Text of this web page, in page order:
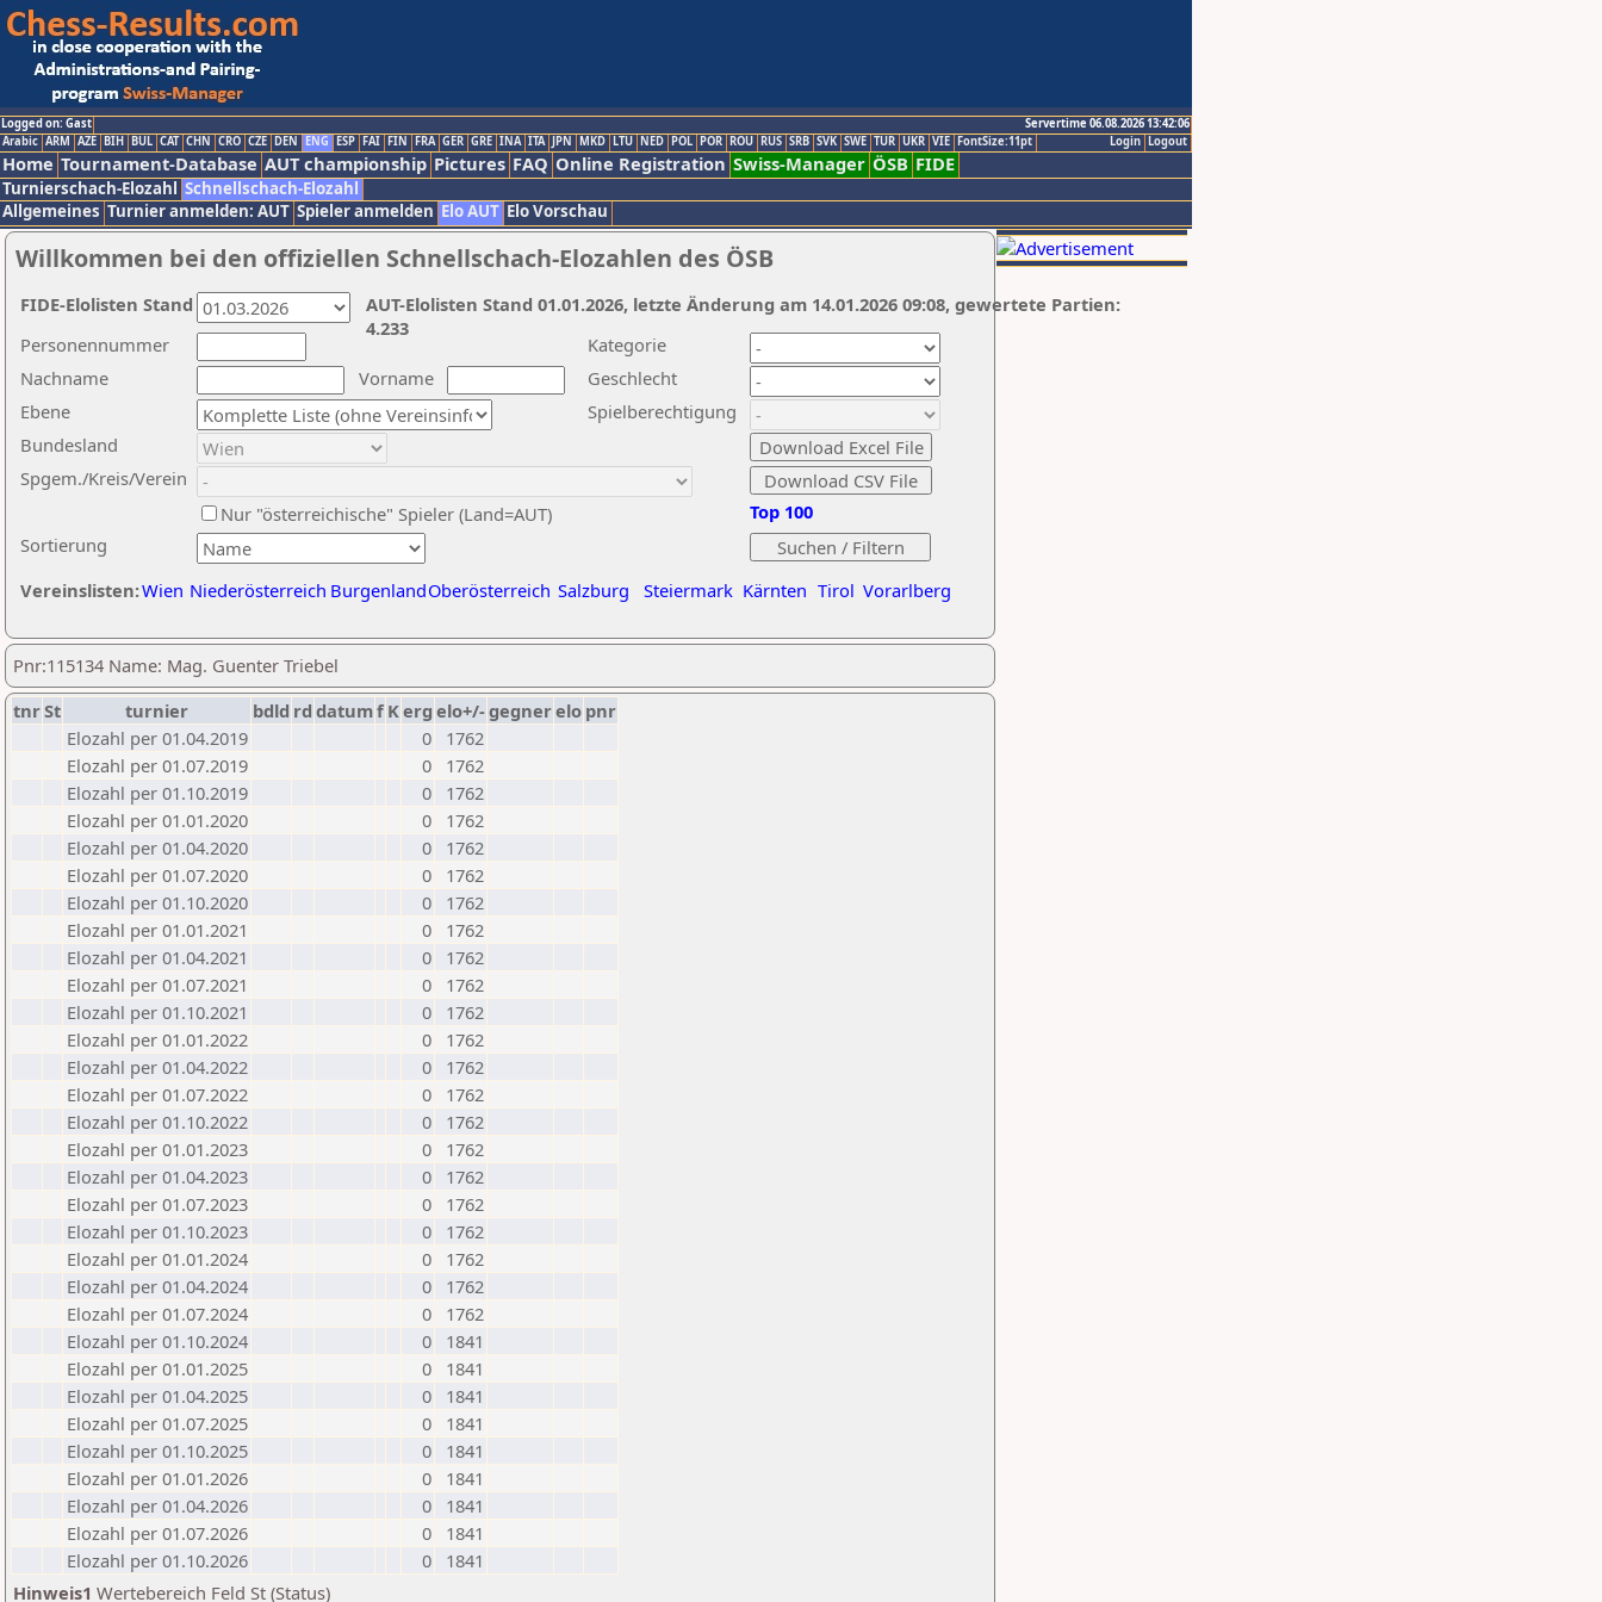
Logged on: Gast
Servertime 06.08.2026 13:42:06
Logout
Login
Arabic ARM AZE BIH BUL CAT CHN CRO CZE DEN ENG ESP FAI FIN FRA GER GRE INA ITA JPN MKD LTU NED POL POR ROU RUS SRB SVK SWE TUR UKR VIE FontSize:11pt
Home Tournament-Database AUT championship Pictures FAQ Online Registration Swiss-Manager ÖSB FIDE
Turnierschach-Elozahl Schnellschach-Elozahl
Allgemeines Turnier anmelden: AUT Spieler anmelden Elo AUT Elo Vorschau
Willkommen bei den offiziellen Schnellschach-Elozahlen des ÖSB
Nachname
Vorname
Ebene
Kategorie
Sortierung
Personennummer
Bundesland
Spgem./Kreis/Verein
Geschlecht
Nur "österreichische" Spieler (Land=AUT)
Spielberechtigung
Vereinslisten:Wien Niederösterreich BurgenlandOberösterreich Salzburg Steiermark Kärnten Tirol Vorarlberg
Top 100
AUT-Elolisten Stand 01.01.2026, letzte Änderung am 14.01.2026 09:08, gewertete Partien:
4.233
FIDE-Elolisten Stand
Pnr:115134 Name: Mag. Guenter Triebel
tnrSt turnier bdld rd datumf Kerg elo+/-gegnerelo pnr
Elozahl per 01.04.2019
0
1762
Elozahl per 01.07.2019
0
1762
Elozahl per 01.10.2019
0
1762
Elozahl per 01.01.2020
0
1762
Elozahl per 01.04.2020
0
1762
Elozahl per 01.07.2020
0
1762
Elozahl per 01.10.2020
0
1762
Elozahl per 01.01.2021
0
1762
Elozahl per 01.04.2021
0
1762
Elozahl per 01.07.2021
0
1762
Elozahl per 01.10.2021
0
1762
Elozahl per 01.01.2022
0
1762
Elozahl per 01.04.2022
0
1762
Elozahl per 01.07.2022
0
1762
Elozahl per 01.10.2022
0
1762
Elozahl per 01.01.2023
0
1762
Elozahl per 01.04.2023
0
1762
Elozahl per 01.07.2023
0
1762
Elozahl per 01.10.2023
0
1762
Elozahl per 01.01.2024
0
1762
Elozahl per 01.04.2024
0
1762
Elozahl per 01.07.2024
0
1762
Elozahl per 01.10.2024
0
1841
Elozahl per 01.01.2025
0
1841
Elozahl per 01.04.2025
0
1841
Elozahl per 01.07.2025
0
1841
Elozahl per 01.10.2025
0
1841
Elozahl per 01.01.2026
0
1841
Elozahl per 01.04.2026
0
1841
Elozahl per 01.07.2026
0
1841
Elozahl per 01.10.2026
0
1841
Hinweis1 Wertebereich Feld St (Status)